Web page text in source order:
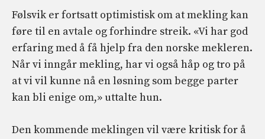
Følsvik er fortsatt optimistisk om at mekling kan
føre til en avtale og forhindre streik. «Vi har god
erfaring med å få hjelp fra den norske mekleren.
Når vi inngår mekling, har vi også håp og tro på
at vi vil kunne nå en løsning som begge parter
kan bli enige om,» uttalte hun.
Den kommende meklingen vil være kritisk for å